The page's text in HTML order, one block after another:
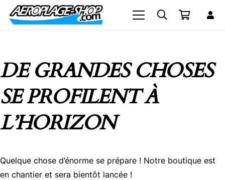
DE GRANDES CHOSES
SE PROFILENT À
L’HORIZON
Quelque chose d’énorme se prépare ! Notre boutique est
en chantier et sera bientôt lancée !